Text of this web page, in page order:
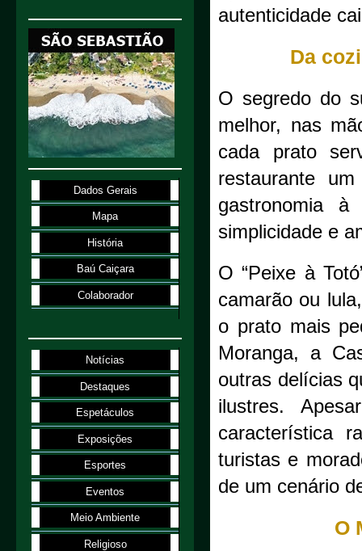
autenticidade
Da
O segredo do
melhor, nas
cada prato
restaurante
gastronomia
simplicidade e
O “Peixe à
camarão ou
o prato mais
Moranga, a
outras delícias
ilustres.
característica
turistas e
de um cenário
O
Dados Gerais
Mapa
História
Baú Caiçara
Colaborador
Notícias
Destaques
Espetáculos
Exposições
Esportes
Eventos
Meio Ambiente
Religioso